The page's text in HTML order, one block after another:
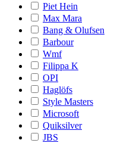
Piet Hein
Max Mara
Bang & Olufsen
Barbour
Wmf
Filippa K
OPI
Haglöfs
Style Masters
Microsoft
Quiksilver
JBS